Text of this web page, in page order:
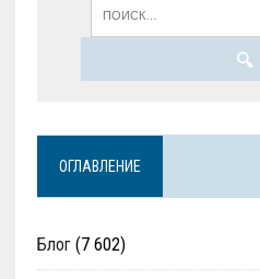
ОГЛАВЛЕНИЕ
Блог(7 602)